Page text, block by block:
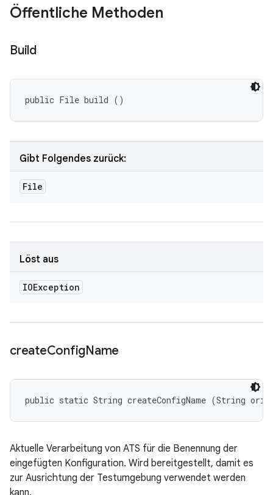
Öffentliche Methoden
Build
public File build ()
Gibt Folgendes zurück:
File
Löst aus
IOException
createConfigName
public static String createConfigName (String
Aktuelle Verarbeitung von ATS für die Benennung der
eingefügten Konfiguration. Wird bereitgestellt, damit es
zur Ausrichtung der Testumgebung verwendet werden
kann.